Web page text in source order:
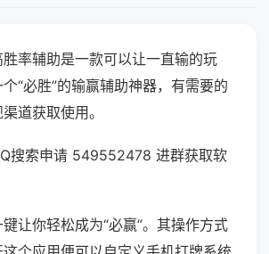
率辅助是一款可以让一直输的玩
“必胜”的输赢辅助神器，有需要的
道获取使用。
搜索申请 549552478 进群获取软
让你轻松成为“必赢”。其操作方式